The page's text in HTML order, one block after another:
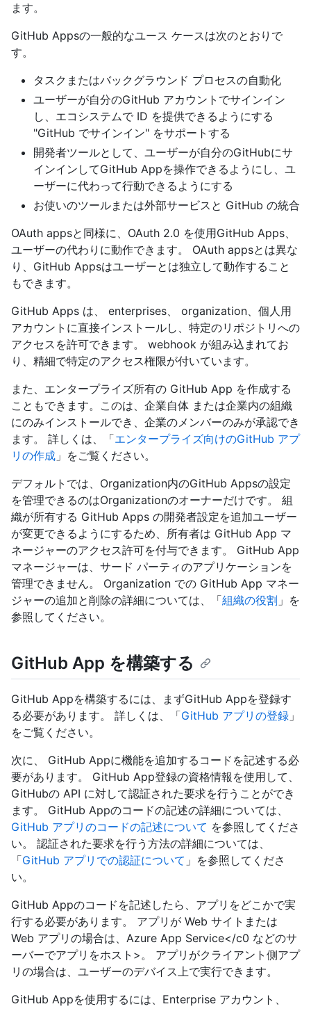
ます。
GitHub Appsの一般的なユース ケースは次のとおりで
す。
タスクまたはバックグラウンド プロセスの自動化
ユーザーが自分のGitHub アカウントでサインイン
し、エコシステムで ID を提供できるようにする
"GitHub でサインイン" をサポートする
開発者ツールとして、ユーザーが自分のGitHubにサ
インインしてGitHub Appを操作できるようにし、ユ
ーザーに代わって行動できるようにする
お使いのツールまたは外部サービスと GitHub の統合
OAuth appsと同様に、OAuth 2.0 を使用GitHub Apps、
ユーザーの代わりに動作できます。 OAuth appsとは異な
り、GitHub Appsはユーザーとは独立して動作すること
もできます。
GitHub Apps は、 enterprises、 organization、個人用
アカウントに直接インストールし、特定のリポジトリへの
アクセスを許可できます。 webhook が組み込まれてお
り、精細で特定のアクセス権限が付いています。
また、エンタープライズ所有の GitHub App を作成する
こともできます。このは、企業自体 または企業内の組織
にのみインストールでき、企業のメンバーのみが承認でき
ます。 詳しくは、「エンタープライズ向けのGitHub アプ
リの作成 」をご覧ください。
デフォルトでは、Organization内のGitHub Appsの設定
を管理できるのはOrganizationのオーナーだけです。 組
織が所有する GitHub Apps の開発者設定を追加ユーザー
が変更できるようにするため、所有者は GitHub App マ
ネージャーのアクセス許可を付与できます。 GitHub App
マネージャーは、サード パーティのアプリケーションを
管理できません。 Organization での GitHub App マネー
ジャーの追加と削除の詳細については、「組織の役割 」を
参照してください。
GitHub App を構築する
GitHub Appを構築するには、まずGitHub Appを登録す
る必要があります。 詳しくは、「GitHub アプリの登録 」
をご覧ください。
次に、 GitHub Appに機能を追加するコードを記述する必
要があります。 GitHub App登録の資格情報を使用して、
GitHubの API に対して認証された要求を行うことができ
ます。 GitHub Appのコードの記述の詳細については、
GitHub アプリのコードの記述について を参照してくださ
い。 認証された要求を行う方法の詳細については、
「GitHub アプリでの認証について 」を参照してくださ
い。
GitHub Appのコードを記述したら、アプリをどこかで実
行する必要があります。 アプリが Web サイトまたは
Web アプリの場合は、 Azure App Service</c0 などのサ
ーバーでアプリをホスト>。 アプリがクライアント側アプ
リの場合は、ユーザーのデバイス上で実行できます。
GitHub Appを使用するには、Enterprise アカウント、